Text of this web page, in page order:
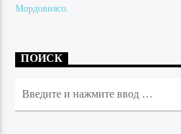
Мордовиясо.
ПОИСК